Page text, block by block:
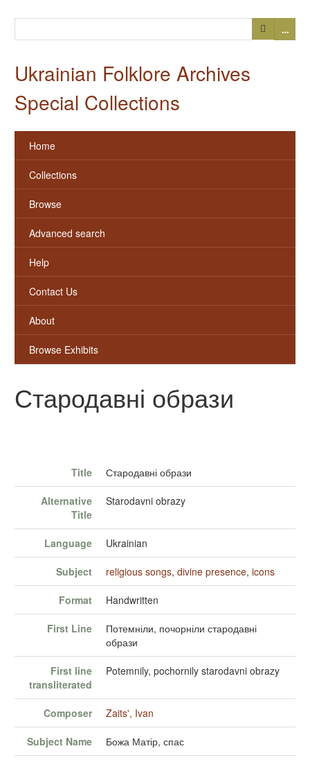
…
Ukrainian Folklore Archives
Special Collections
Home
Collections
Browse
Advanced search
Help
Contact Us
About
Browse Exhibits
Стародавні образи
Title Стародавні образи
Alternative
Title
Starodavni obrazy
Language Ukrainian
Subject religious songs, divine presence, icons
Format Handwritten
First Line
Потемніли, почорніли стародавні
образи
First line
transliterated
Potemnily, pochornily starodavni obrazy
Composer Zaits', Ivan
Subject Name Божа Матір, спас